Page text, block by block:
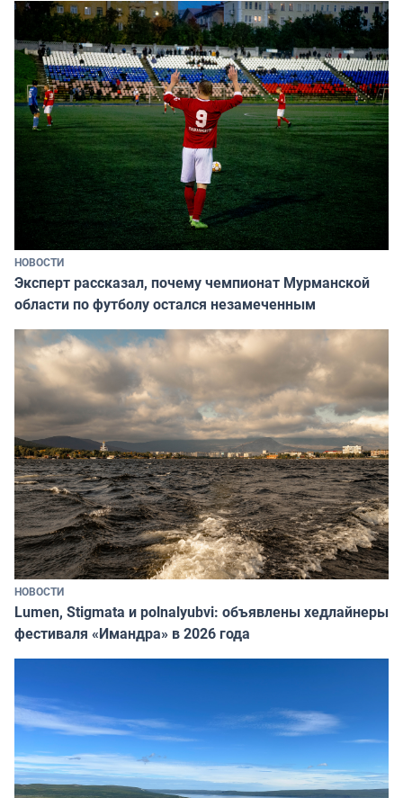
НОВОСТИ
Эксперт рассказал, почему чемпионат Мурманской
области по футболу остался незамеченным
НОВОСТИ
Lumen, Stigmata и polnalyubvi: объявлены хедлайнеры
фестиваля «Имандра» в 2026 года